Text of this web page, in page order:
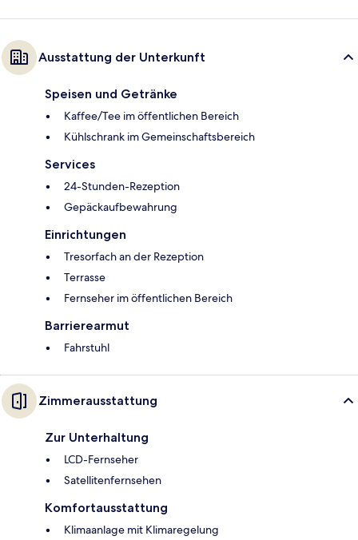
Ausstattung der Unterkunft
Speisen und Getränke
Kaffee/Tee im öffentlichen Bereich
Kühlschrank im Gemeinschaftsbereich
Services
24-Stunden-Rezeption
Gepäckaufbewahrung
Einrichtungen
Tresorfach an der Rezeption
Terrasse
Fernseher im öffentlichen Bereich
Barrierearmut
Fahrstuhl
Zimmerausstattung
Zur Unterhaltung
LCD-Fernseher
Satellitenfernsehen
Komfortausstattung
Klimaanlage mit Klimaregelung